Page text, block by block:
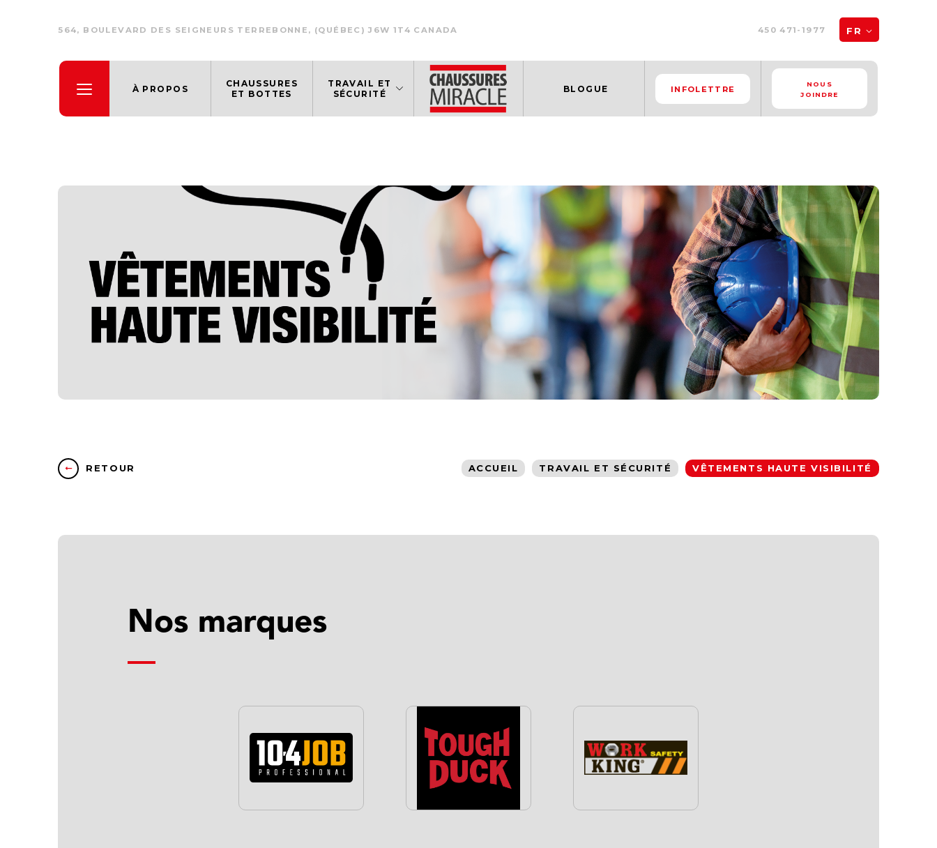
564, BOULEVARD DES SEIGNEURS TERREBONNE, (QUÉBEC) J6W 1T4 CANADA 450 471-1977 FR
À PROPOS
CHAUSSURES
ET BOTTES
TRAVAIL ET
SÉCURITÉ
BLOGUE INFOLETTRE
NOUS
JOINDRE
RETOUR ACCUEIL TRAVAIL ET SÉCURITÉ VÊTEMENTS HAUTE VISIBILITÉ
Nos marques